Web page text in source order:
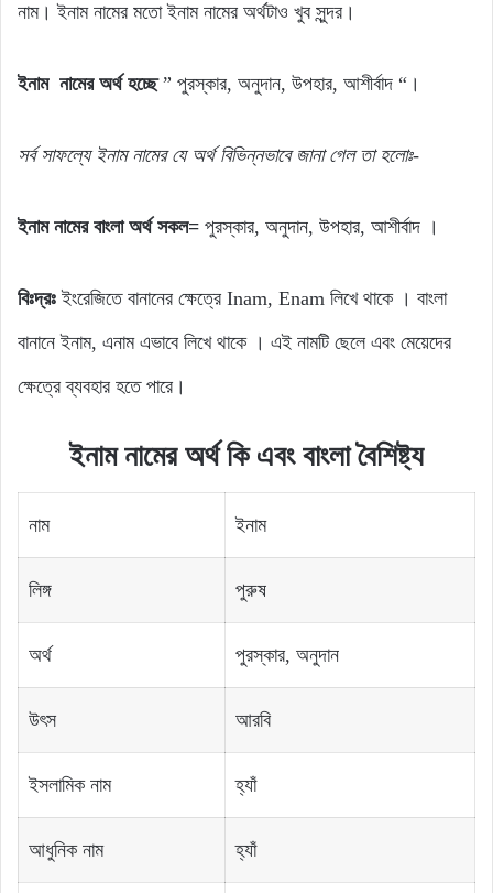
নাম। ইনাম নামের মতো ইনাম নামের অর্থটাও খুব সুন্দর।
ইনাম নামের অর্থ হচ্ছে” পুরস্কার, অনুদান, উপহার, আশীর্বাদ “।
সর্ব সাফল্যে ইনামনামের যে অর্থবিভিন্নভাবে জানা গেলতা হলোঃ-
ইনাম নামের বাংলা অর্থ সকল= পুরস্কার, অনুদান, উপহার, আশীর্বাদ ।
বিঃদ্রঃ ইংরেজিতে বানানের ক্ষেত্রে Inam, Enam লিখে থাকে । বাংলা
বানানে ইনাম, এনাম এভাবে লিখে থাকে । এই নামটি ছেলে এবং মেয়েদের
ক্ষেত্রে ব্যবহার হতে পারে।
ইনাম নামের অর্থ কি এবং বাংলা বৈশিষ্ট্য
নাম ইনাম
লিঙ্গ পুরুষ
অর্থ পুরস্কার, অনুদান
উৎস আরবি
ইসলামিক নাম হ্যাঁ
আধুনিক নাম হ্যাঁ